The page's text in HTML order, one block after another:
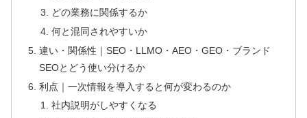
どの業務に関係するか
何と混同されやすいか
違い・関係性｜SEO・LLMO・AEO・GEO・ブランド
SEOとどう使い分けるか
利点｜一次情報を導入すると何が変わるのか
社内説明がしやすくなる